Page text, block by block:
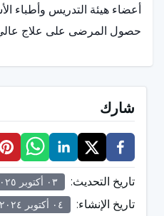
أعضاء هيئة التدريس وأطباء
حصول المرضى على علاج
مجموعة واسعة من العلاجات:
مجموعة متنوعة من علاجات
والحشو، وعلاج قناة الجذر،
ما هي الفوائد التي تعود
الفوائد التي تعود على الطلاب:
شارك
تاريخ التحديث: ٠٣ أكتوبر ٢٠٢٥
تاريخ الإنشاء: ٠٤ أكتوبر ٢٠٢٤